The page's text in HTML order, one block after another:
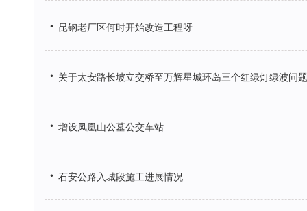
• 昆钢老厂区何时开始改造工程呀
• 关于太安路长坡立交桥至万辉星城环岛三个红绿灯绿波问题
• 增设凤凰山公墓公交车站
• 石安公路入城段施工进展情况